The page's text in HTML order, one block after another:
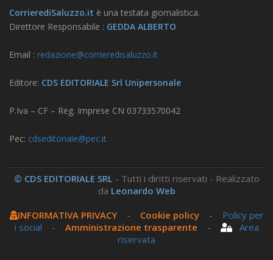
CorrierediSaluzzo.it è una testata giornalistica.
Direttore Responsabile : GEDDA ALBERTO
Email : redazione@corrieredisaluzzo.it
Editore: CDS EDITORIALE Srl Unipersonale
P.Iva – CF – Reg. Imprese CN 03733570042
Pec: cdseditoriale@pec.it
© CDS EDITORIALE SRL - Tutti i diritti riservati - Realizzato
da Leonardo Web
INFORMATIVA PRIVACY- Cookie policy- Policy per
i social - Amministrazione trasparente -
Area
riservata